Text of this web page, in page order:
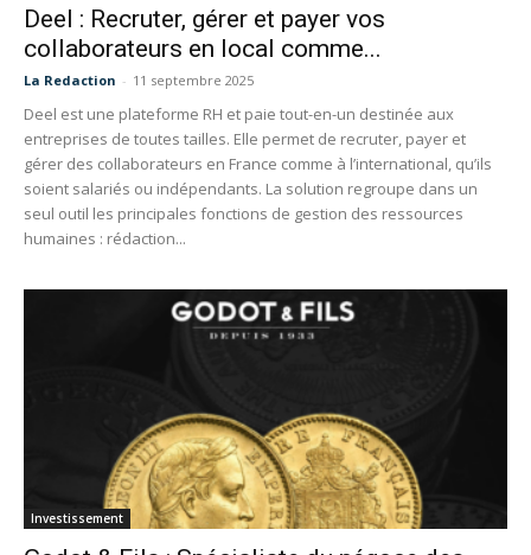
Deel : Recruter, gérer et payer vos
collaborateurs en local comme...
La Redaction - 11 septembre 2025
Deel est une plateforme RH et paie tout-en-un destinée aux
entreprises de toutes tailles. Elle permet de recruter, payer et
gérer des collaborateurs en France comme à l’international, qu’ils
soient salariés ou indépendants. La solution regroupe dans un
seul outil les principales fonctions de gestion des ressources
humaines : rédaction...
Investissement